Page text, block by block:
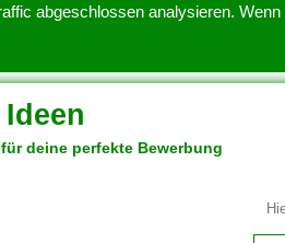
abgeschlossen analysieren.
NUTZUNGSBEDINGUNGEN
deine perfekte Bewerbung